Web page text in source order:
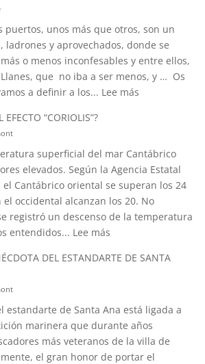
puertos, unos más que otros, son un
ladrones y aprovechados, donde se
o menos inconfesables y entre ellos,
que no iba a ser menos, y … Os
a definir a los... Lee más:
Y
PILLERÍAS
PORTUARIAS
EFECTO “CORIOLIS”?
superficial del mar Cantábrico
elevados. Según la Agencia Estatal
Cantábrico oriental se superan los 24
occidental alcanzan los 20. No
registró un descenso de la temperatura
entendidos... Lee más:
QUÉ
EFECTO
“CORIOLIS”?
DEL ESTANDARTE DE SANTA
estandarte de Santa Ana está ligada a
marinera que durante años
más veteranos de la villa de
el gran honor de portar el